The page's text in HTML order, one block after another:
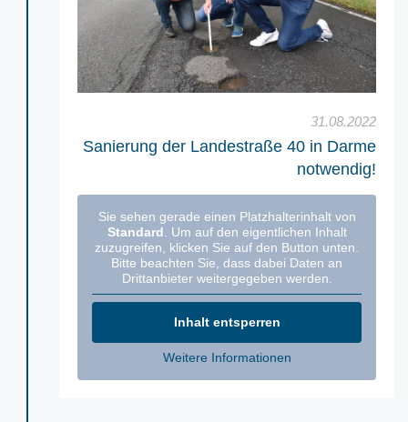
31.08.2022
Sanierung der Landestraße 40 in Darme
notwendig!
Sie sehen gerade einen Platzhalterinhalt von
Standard . Um auf den eigentlichen Inhalt
zuzugreifen, klicken Sie auf den Button unten.
Bitte beachten Sie, dass dabei Daten an
Drittanbieter weitergegeben werden.
Inhalt entsperren
Weitere Informationen